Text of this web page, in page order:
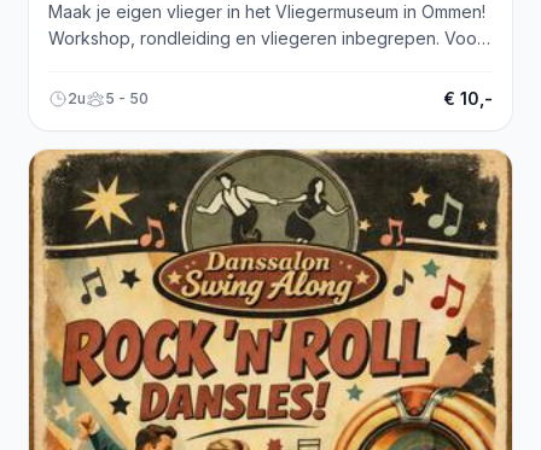
Maak je eigen vlieger in het Vliegermuseum in Ommen!
Workshop, rondleiding en vliegeren inbegrepen. Voor
2u 5 - 50 € 10,-